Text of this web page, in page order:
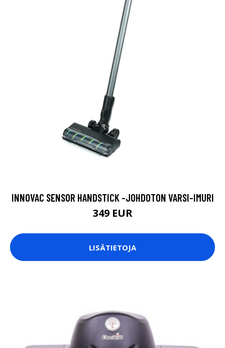
INNOVAC SENSOR HANDSTICK -JOHDOTON VARSI-IMURI
349 EUR
LISÄTIETOJA